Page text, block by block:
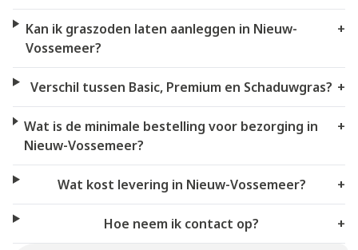
Kan ik graszoden laten aanleggen in Nieuw-
Vossemeer?
+
Verschil tussen Basic, Premium en Schaduwgras? +
Wat is de minimale bestelling voor bezorging in
Nieuw-Vossemeer?
+
Wat kost levering in Nieuw-Vossemeer? +
Hoe neem ik contact op? +